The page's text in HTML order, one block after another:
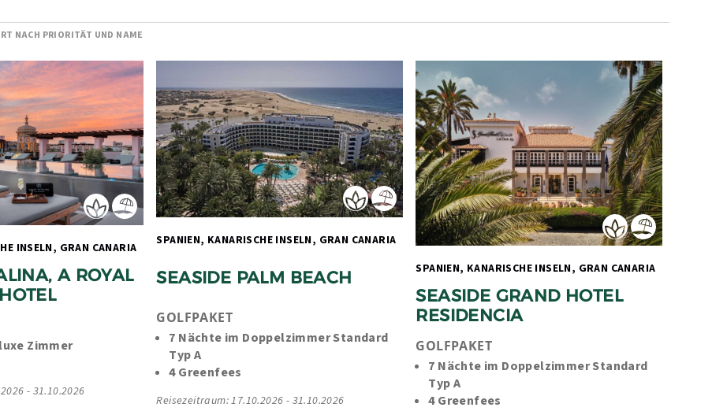
NACH PRIORITÄT UND NAME
A ROYAL
Zimmer
- 31.10.2026
SEASIDE PALM BEACH
GOLFPAKET
7 Nächte im Doppelzimmer Standard
Typ A
4 Greenfees
Reisezeitraum: 17.10.2026 - 31.10.2026
SEASIDE GRAND HOTEL
RESIDENCIA
GOLFPAKET
7 Nächte im Doppelzimmer Standard
Typ A
4 Greenfees